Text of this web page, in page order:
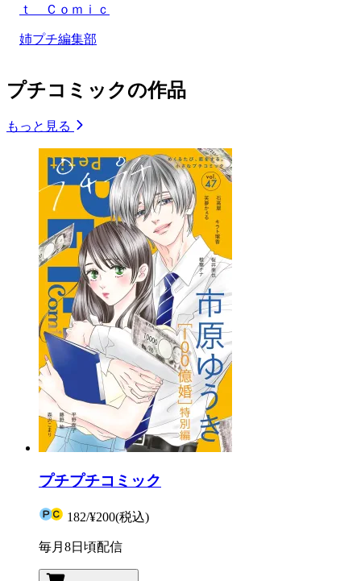
ｔ Ｃｏｍｉｃ
姉プチ編集部
プチコミックの作品
もっと見る
プチプチコミック
182/¥200(税込)
毎月8日頃配信